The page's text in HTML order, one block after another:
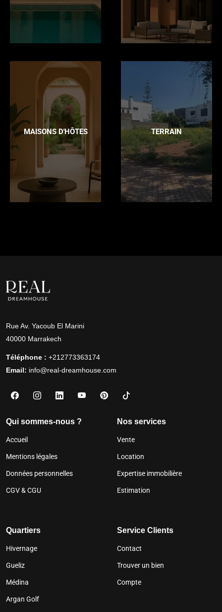
MAISONS D'HÔTES TERRAIN
Rue Av. Yacoub El Marini
40000 Marrakech
Téléphone : +212773363174
Email: info@real-dreamhouse.com
Qui sommes-nous ?
Accueil
Mentions légales
Données personnelles
CGV & CGU
Nos services
Vente
Location
Expertise immobilière
Estimation
Quartiers
Hivernage
Gueliz
Médina
Argan Golf
Service Clients
Contact
Trouver un bien
Compte